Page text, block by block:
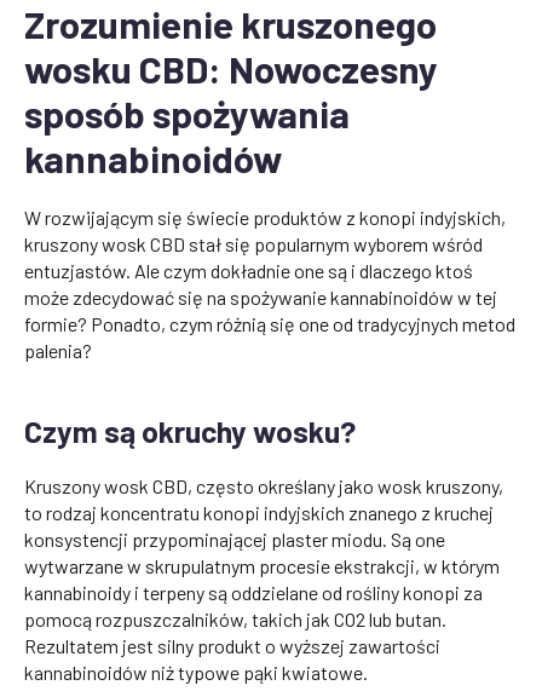
Zrozumienie kruszonego
wosku CBD: Nowoczesny
sposób spożywania
kannabinoidów
W rozwijającym się świecie produktów z konopi indyjskich,
kruszony wosk CBD stał się popularnym wyborem wśród
entuzjastów. Ale czym dokładnie one są i dlaczego ktoś
może zdecydować się na spożywanie kannabinoidów w tej
formie? Ponadto, czym różnią się one od tradycyjnych metod
palenia?
Czym są okruchy wosku?
Kruszony wosk CBD, często określany jako wosk kruszony,
to rodzaj koncentratu konopi indyjskich znanego z kruchej
konsystencji przypominającej plaster miodu. Są one
wytwarzane w skrupulatnym procesie ekstrakcji, w którym
kannabinoidy i terpeny są oddzielane od rośliny konopi za
pomocą rozpuszczalników, takich jak CO2 lub butan.
Rezultatem jest silny produkt o wyższej zawartości
kannabinoidów niż typowe pąki kwiatowe.